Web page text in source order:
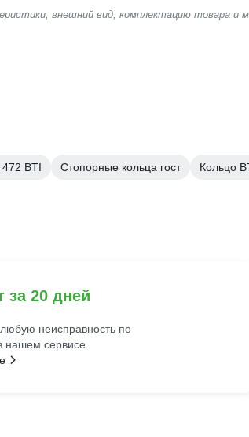
внешний вид, комплектацию товара и
BTI Стопорные кольца гост Кольцо
за 20 дней
неисправность по
нашем сервисе